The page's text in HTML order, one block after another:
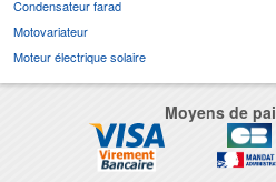
Condensateur farad
Motovariateur
Moteur électrique solaire
Moyens de